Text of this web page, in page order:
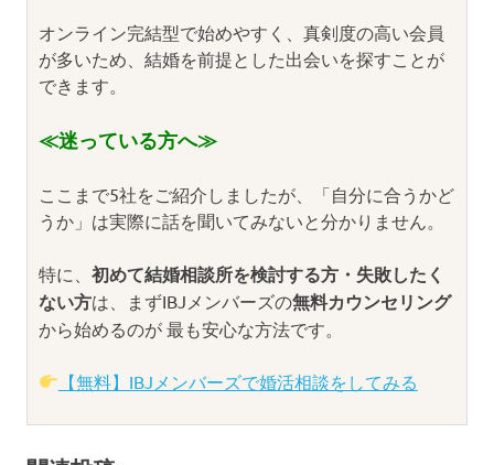
オンライン完結型で始めやすく、真剣度の高い会員
が多いため、結婚を前提とした出会いを探すことが
できます。
≪迷っている方へ≫
ここまで5社をご紹介しましたが、「自分に合うかど
うか」は実際に話を聞いてみないと分かりません。
特に、 初めて結婚相談所を検討する方・失敗したく
ない方は、まずIBJメンバーズの無料カウンセリング
から始めるのが 最も安心な方法です。
【無料】IBJメンバーズで婚活相談をしてみる